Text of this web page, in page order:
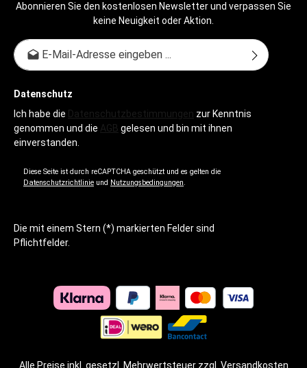
Abonnieren Sie den kostenlosen Newsletter und verpassen Sie
keine Neuigkeit oder Aktion.
Datenschutz
Ich habe die Datenschutzbestimmungen zur Kenntnis
genommen und die AGB gelesen und bin mit ihnen
einverstanden.
Diese Seite ist durch reCAPTCHA geschützt und es gelten die
Datenschutzrichtlinie und Nutzungsbedingungen.
Die mit einem Stern (*) markierten Felder sind
Pflichtfelder.
Alle Preise inkl. gesetzl. Mehrwertsteuer zzgl. Versandkosten